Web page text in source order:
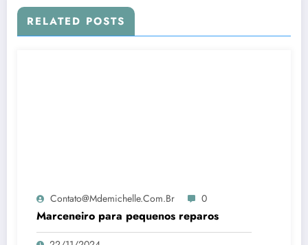
RELATED POSTS
Contato@mdemichelle.com.br 0
Marceneiro para pequenos reparos